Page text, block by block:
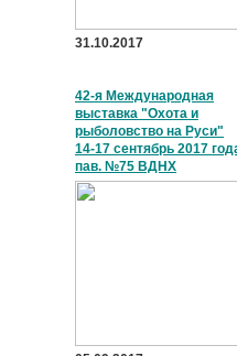
31.10.2017
42-я Международная
выставка "Охота и
рыболовство на Руси"
14-17 сентябрь 2017
пав. №75 ВДНХ